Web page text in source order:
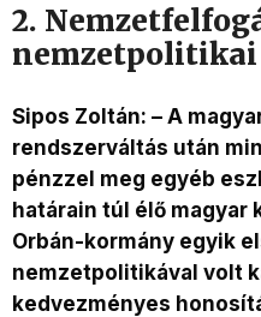
2.
Sipos Zoltán: – A
rendszerváltás után
pénzzel meg egyéb
határain túl élő magyar
Orbán-kormány egyik
nemzetpolitikával volt
kedvezményes